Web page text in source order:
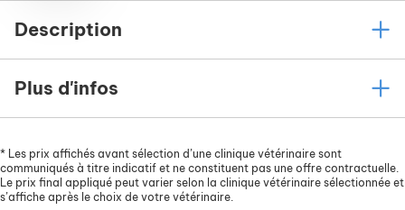
Description
Plus d'infos
* Les prix affichés avant sélection d’une clinique vétérinaire sont
communiqués à titre indicatif et ne constituent pas une offre contractuelle.
Le prix final appliqué peut varier selon la clinique vétérinaire sélectionnée et
s’affiche après le choix de votre vétérinaire.